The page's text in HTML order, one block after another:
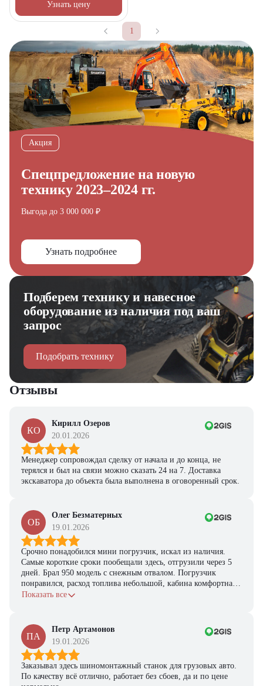
Узнать цену
1
Акция
Спецпредложение на новую
технику 2023–2024 гг.
Выгода до 3 000 000 ₽
Узнать подробнее
Подберем технику и навесное
оборудование из наличия под ваш
запрос
Подобрать технику
Отзывы
КО
Кирилл Озеров
20.01.2026
Менеджер сопровождал сделку от начала и до конца, не
терялся и был на связи можно сказать 24 на 7. Доставка
экскаватора до объекта была выполнена в оговоренный срок.
ОБ
Олег Безматерных
19.01.2026
Срочно понадобился мини погрузчик, искал из наличия.
Самые короткие сроки пообещали здесь, отгрузили через 5
дней. Брал 950 модель с снежным отвалом. Погрузчик
понравился, расход топлива небольшой, кабина комфортная,
с задачами справляется.
Показать все
ПА
Петр Артамонов
19.01.2026
Заказывал здесь шиномонтажный станок для грузовых авто.
По качеству всё отлично, работает без сбоев, да и по цене